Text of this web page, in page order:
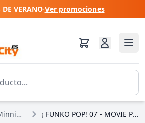
VERANO·Ver promociones
Mickey, Minnie, Pluto, Goofy ¡ FUNKO POP! 07 - MOVIE POSTER DE FANTASÍA